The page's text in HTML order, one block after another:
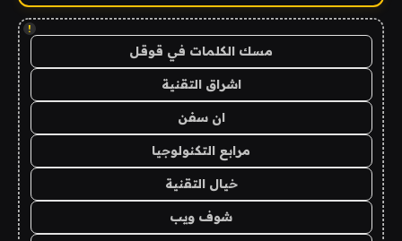
!
مسك الكلمات في قوقل
اشراق التقنية
ان سفن
مرابع التكنولوجيا
خيال التقنية
شوف ويب